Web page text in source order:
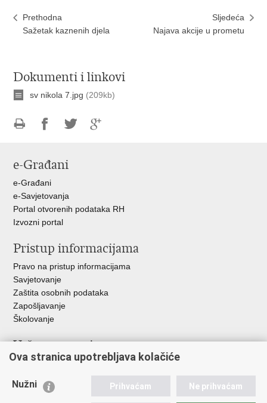
Prethodna
Sažetak kaznenih djela
Sljedeća
Najava akcije u prometu
Dokumenti i linkovi
sv nikola 7.jpg (209kb)
FacebookuTwitteru
e-Građani
e-Građani
e-Savjetovanja
Portal otvorenih podataka RH
Izvozni portal
Pristup informacijama
Pravo na pristup informacijama
Savjetovanje
Zaštita osobnih podataka
Zapošljavanje
Školovanje
Važne poveznice
Ministarstvo unutarnjih poslova
Udruge
Ova stranica upotrebljava kolačiće
Nužni Prihvaćam Ne prihvaćam